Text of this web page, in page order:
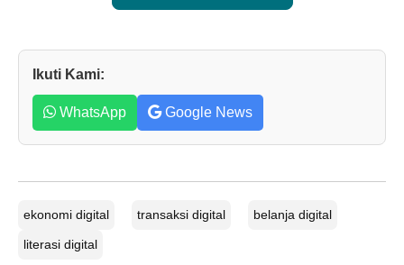
Ikuti Kami:
WhatsApp Google News
ekonomi digital transaksi digital belanja digital
literasi digital